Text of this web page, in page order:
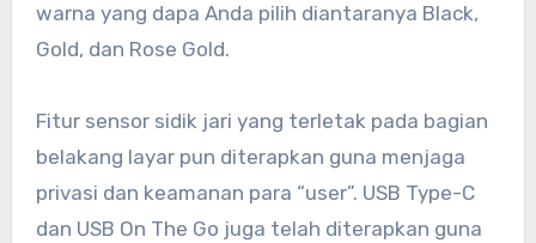
warna yang dapa Anda pilih diantaranya Black,
Gold, dan Rose Gold.
Fitur sensor sidik jari yang terletak pada bagian
belakang layar pun diterapkan guna menjaga
privasi dan keamanan para “user”. USB Type-C
dan USB On The Go juga telah diterapkan guna